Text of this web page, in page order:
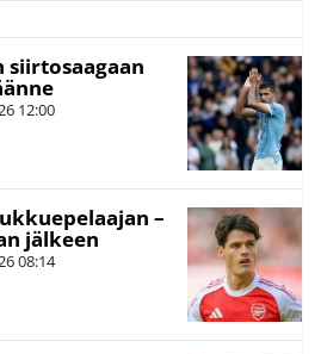
siirtosaagaan
12:00
–
jälkeen
08:14